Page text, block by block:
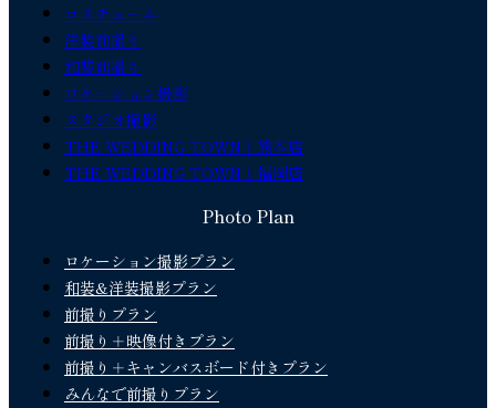
コスチューム
洋装前撮り
和装前撮り
ロケーション撮影
スタジオ撮影
THE WEDDING TOWN｜熊本店
THE WEDDING TOWN｜福岡店
Photo Plan
ロケーション撮影プラン
和装&洋装撮影プラン
前撮りプラン
前撮り＋映像付きプラン
前撮り＋キャンバスボード付きプラン
みんなで前撮りプラン